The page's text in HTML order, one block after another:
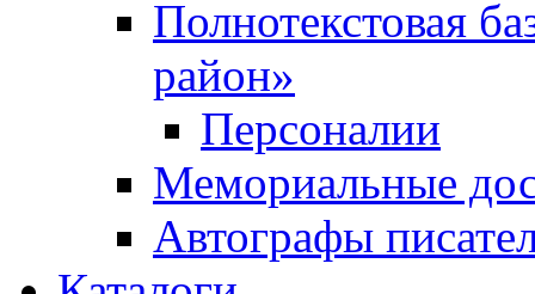
Полнотекстовая
район»
Персоналии
Мемориальные
Автографы